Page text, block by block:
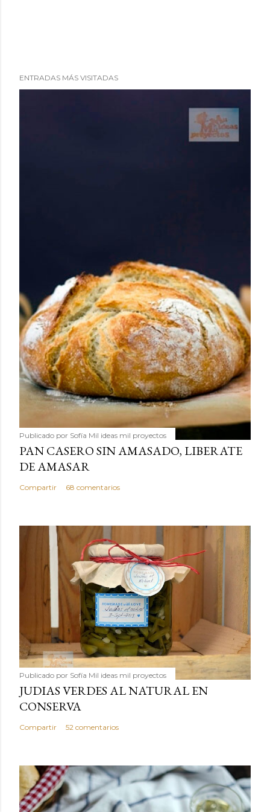
ENTRADAS MÁS VISITADAS
Publicado por Sofía Mil ideas mil proyectos
PAN CASERO SIN AMASADO, LIBERATE
DE AMASAR
Compartir 68 comentarios
Publicado por Sofía Mil ideas mil proyectos
JUDIAS VERDES AL NATURAL EN
CONSERVA
Compartir 52 comentarios